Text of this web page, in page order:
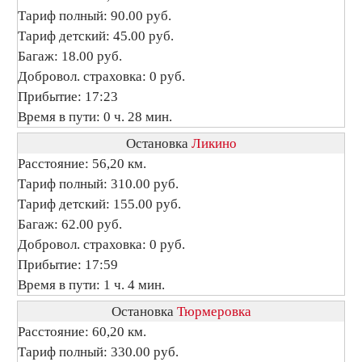
Тариф полный: 90.00 руб.
Тариф детский: 45.00 руб.
Багаж: 18.00 руб.
Добровол. страховка: 0 руб.
Прибытие: 17:23
Время в пути: 0 ч. 28 мин.
Остановка Ликино
Расстояние: 56,20 км.
Тариф полный: 310.00 руб.
Тариф детский: 155.00 руб.
Багаж: 62.00 руб.
Добровол. страховка: 0 руб.
Прибытие: 17:59
Время в пути: 1 ч. 4 мин.
Остановка Тюрмеровка
Расстояние: 60,20 км.
Тариф полный: 330.00 руб.